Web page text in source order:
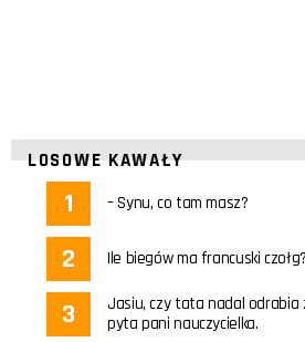
LOSOWE KAWAŁY
– Synu, co tam masz?
Ile biegów ma francuski czołg?
Jasiu, czy tata nadal odrabia
pyta pani nauczycielka.